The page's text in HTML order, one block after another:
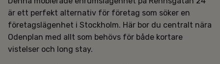
är ett perfekt alternativ för företag som söker en
företagslägenhet i Stockholm. Här bor du centralt nära
Odenplan med allt som behövs för både kortare
vistelser och long stay.